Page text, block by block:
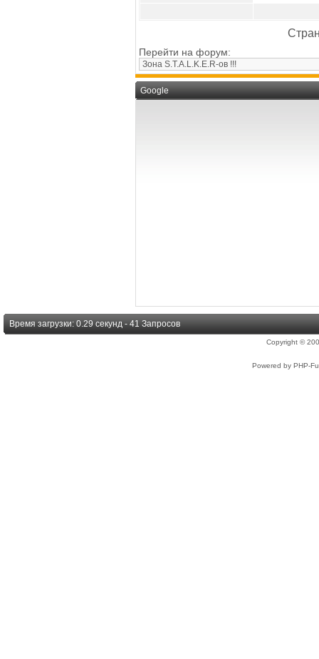
Перейти на форум:
Google
Время загрузки: 0.29 секунд - 41 Запросов
Copyright ©
Powered by PHP-